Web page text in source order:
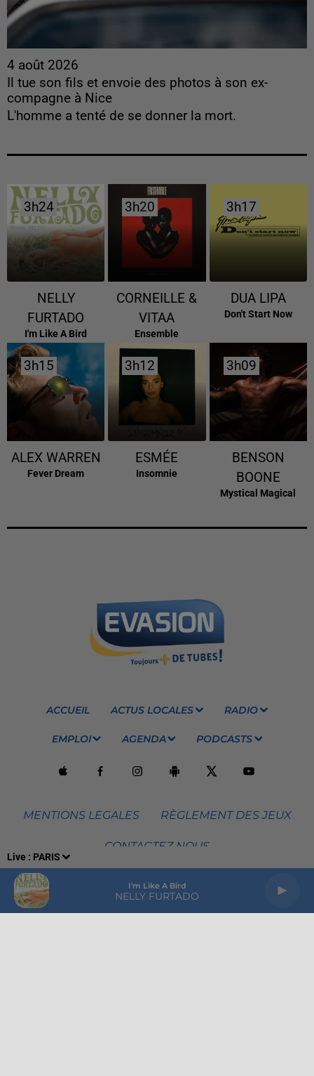
Live : PARIS
I'm Like A Bird
NELLY FURTADO
4 août 2026
Il tue son fils et envoie des photos à son ex-
compagne à Nice
L'homme a tenté de se donner la mort.
3h24
3h24
NELLY
FURTADO
I'm Like A Bird
3h20
3h20
CORNEILLE &
VITAA
Ensemble
3h17
3h17
DUA LIPA
Don't Start Now
3h15
3h15
ALEX WARREN
Fever Dream
3h12
3h12
ESMÉE
Insomnie
3h09
3h09
BENSON
BOONE
Mystical Magical
ACCUEIL ACTUS LOCALES RADIO
EMPLOI AGENDA PODCASTS
MENTIONS LEGALES RÈGLEMENT DES JEUX
CONTACTEZ NOUS
VOTRE PUBLICITÉ SUR EVASION